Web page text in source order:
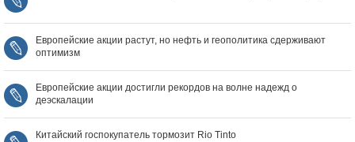
Европейские акции растут, но нефть и геополитика сдерживают
оптимизм
Европейские акции достигли рекордов на волне надежд о
деэскалации
Китайский госпокупатель тормозит Rio Tinto